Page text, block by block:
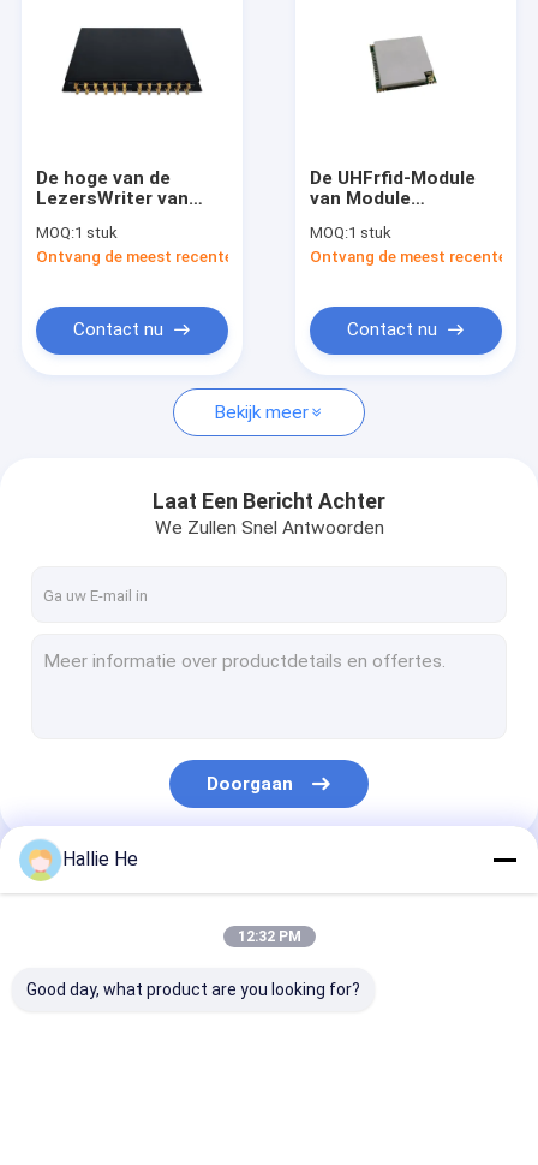
Ongeveer ons
Nieuws
Verzoek om een Citaat
De Lezer van IOT RFID
Desktoprfid Lezer
Vaste RFID-Lezer
RFID lezer Module
Medio Waaierrfid Lezer
De hoge van de
LezersWriter van
Markeringen Lezer
van de de Waaierrfid
MOQ:1 stuk
Ontvang de meest recente Prijs
Contact nu
De UHFrfid-Module
van Module
van de
Microchiplezer voor
de Self - servicekiosk
MOQ:1 stuk
Ontvang de meest recente
Contact nu
Bekijk meer
Laat Een Bericht Achter
We Zullen Snel Antwoorden
Doorgaan
Onze Categorieën
Hallie He
12:32 PM
Good day, what product are you looking for?